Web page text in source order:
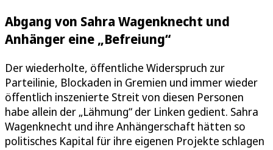
Abgang von Sahra Wagenknecht und
Anhänger eine „Befreiung“
Der wiederholte, öffentliche Widerspruch zur
Parteilinie, Blockaden in Gremien und immer wieder
öffentlich inszenierte Streit von diesen Personen
habe allein der „Lähmung“ der Linken gedient. Sahra
Wagenknecht und ihre Anhängerschaft hätten so
politisches Kapital für ihre eigenen Projekte schlagen